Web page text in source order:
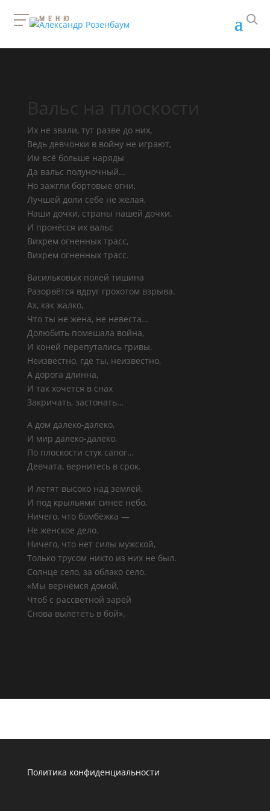
Вальс на плоскости
Их не звали, тут разве до них,
Ведь девчонки в войну не играют,
Им всё больше наряды
Да вальс полуночный…
Но зажгли бортовые огни,
Лучшей доли себе не желая,
Наши дочки, страны нашей дочки,
И пронёсся их вальс
Вихрем огненных трасс,
Вихрем огненных трасс.
Васильковых полей тишина
Разорвётся вдруг грохотом взрыва.
Ах, как жалко,
Что ты не жена, не невеста…
Долюбить помешала война,
И коней перепутались гривы.
Неизвестно, где ты, неизвестно,
А дорога длинна,
И так хочется в снах
Закричать, застонать…
А дом далеко-далеко,
И мир далеко-далеко,
По плоскости стук сапог…
Девчата, вернитесь в срок.
И летят высоко над землёй,
И под крыльями синее небо,
Ничего, что бомбёжка —
Не женское дело.
Ничего, что нет силы мужской,
Только трусом никто из них не был.
Солнце село, за облако село.
«Мы вернёмся домой,
Чтоб с рассветной зарёй
Снова вылететь в бой».
Политика конфиденциальности
МЕНЮ